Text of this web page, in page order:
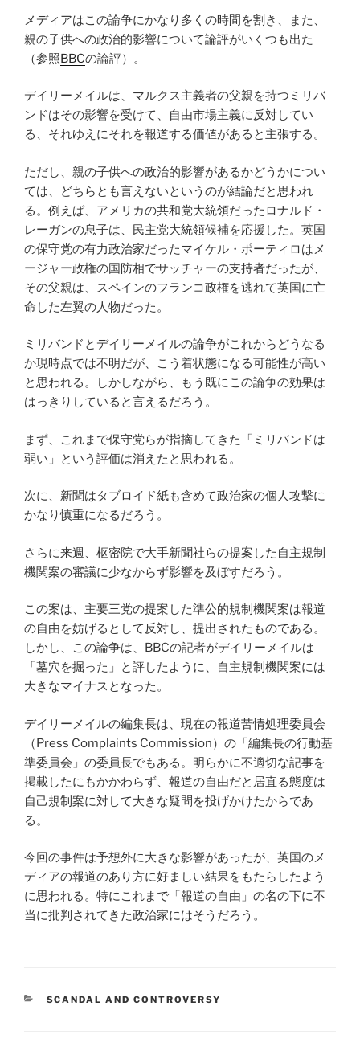
メディアはこの論争にかなり多くの時間を割き、また、
親の子供への政治的影響について論評がいくつも出た
（参照BBCの論評）。
デイリーメイルは、マルクス主義者の父親を持つミリバ
ンドはその影響を受けて、自由市場主義に反対してい
る、それゆえにそれを報道する価値があると主張する。
ただし、親の子供への政治的影響があるかどうかについ
ては、どちらとも言えないというのが結論だと思われ
る。例えば、アメリカの共和党大統領だったロナルド・
レーガンの息子は、民主党大統領候補を応援した。英国
の保守党の有力政治家だったマイケル・ポーティロはメ
ージャー政権の国防相でサッチャーの支持者だったが、
その父親は、スペインのフランコ政権を逃れて英国に亡
命した左翼の人物だった。
ミリバンドとデイリーメイルの論争がこれからどうなる
か現時点では不明だが、こう着状態になる可能性が高い
と思われる。しかしながら、もう既にこの論争の効果は
はっきりしていると言えるだろう。
まず、これまで保守党らが指摘してきた「ミリバンドは
弱い」という評価は消えたと思われる。
次に、新聞はタブロイド紙も含めて政治家の個人攻撃に
かなり慎重になるだろう。
さらに来週、枢密院で大手新聞社らの提案した自主規制
機関案の審議に少なからず影響を及ぼすだろう。
この案は、主要三党の提案した準公的規制機関案は報道
の自由を妨げるとして反対し、提出されたものである。
しかし、この論争は、BBCの記者がデイリーメイルは
「墓穴を掘った」と評したように、自主規制機関案には
大きなマイナスとなった。
デイリーメイルの編集長は、現在の報道苦情処理委員会
（Press Complaints Commission）の「編集長の行動基
準委員会」の委員長でもある。明らかに不適切な記事を
掲載したにもかかわらず、報道の自由だと居直る態度は
自己規制案に対して大きな疑問を投げかけたからであ
る。
今回の事件は予想外に大きな影響があったが、英国のメ
ディアの報道のあり方に好ましい結果をもたらしたよう
に思われる。特にこれまで「報道の自由」の名の下に不
当に批判されてきた政治家にはそうだろう。
CATEGORIES
SCANDAL AND CONTROVERSY